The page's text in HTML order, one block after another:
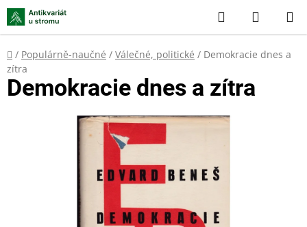
Přejít
na
obsah
Hledat
KOŠÍK
Domů
/ Populárně-naučné / Válečné, politické / Demokracie dnes a
zítra
Demokracie dnes a zítra